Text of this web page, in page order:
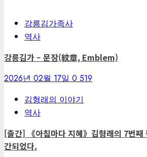
강릉김가족사
역사
강릉김가 – 문장(紋章, Emblem)
2026년 02월 17일 0 519
김형래의 이야기
역사
[출간] 《아침마다 지혜》김형래의 7번
간되었다.